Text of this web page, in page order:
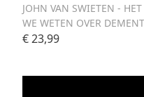
JOHN VAN SWIETEN -
WE WETEN OVER
€ 23,99